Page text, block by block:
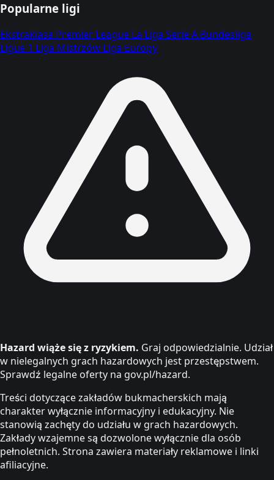
Popularne ligi
Ekstraklasa Premier League La Liga Serie A Bundesliga
Ligue 1 Liga Mistrzów Liga Europy
Hazard wiąże się z ryzykiem. Graj odpowiedzialnie. Udział
w nielegalnych grach hazardowych jest przestępstwem.
Sprawdź legalne oferty na gov.pl/hazard.
Treści dotyczące zakładów bukmacherskich mają
charakter wyłącznie informacyjny i edukacyjny. Nie
stanowią zachęty do udziału w grach hazardowych.
Zakłady wzajemne są dozwolone wyłącznie dla osób
pełnoletnich. Strona zawiera materiały reklamowe i linki
afiliacyjne.